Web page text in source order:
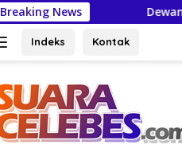
Breaking NewsDewan
Indeks Kontak